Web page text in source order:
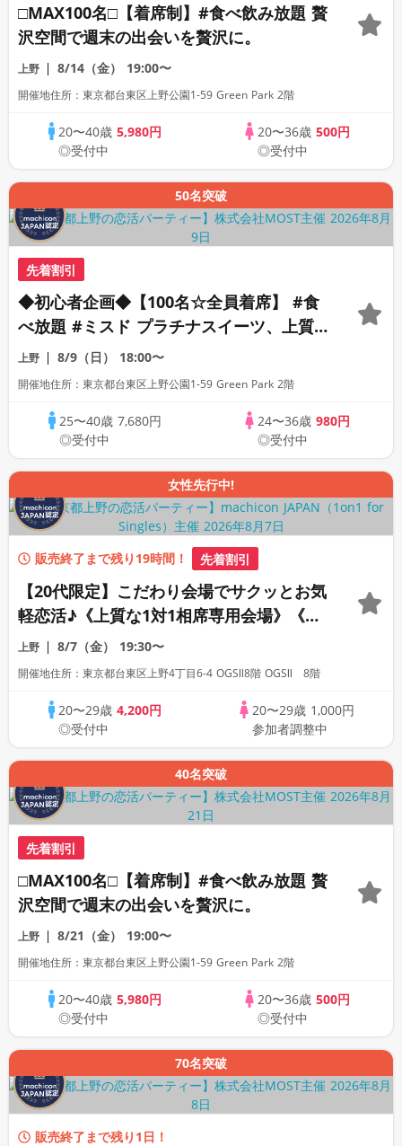
□MAX100名□【着席制】#食べ飲み放題 贅
沢空間で週末の出会いを贅沢に。
上野 8/14（金） 19:00〜
開催地住所：東京都台東区上野公園1-59 Green Park 2階
20〜40歳5,980円
◎受付中
20〜36歳 500円
◎受付中
50名突破
先着割引
◆初心者企画◆【100名☆全員着席】 #食
べ放題 #ミスド プラチナスイーツ、上質
ストランでハイランクの出逢いを。
上野 8/9（日） 18:00〜
開催地住所：東京都台東区上野公園1-59 Green Park 2階
25〜40歳 7,680円
◎受付中
24〜36歳 980円
◎受付中
女性先行中!
販売終了まで残り19時間！ 先着割引
【20代限定】こだわり会場でサクッとお気
軽恋活♪《上質な1対1相席専用会場》《全
席半個室》《飲み放題付き》《machicon
JAPAN主催》
上野 8/7（金） 19:30〜
開催地住所：東京都台東区上野4丁目6-4 OGSⅡ8階 OGSⅡ 8階
20〜29歳4,200円
◎受付中
20〜29歳 1,000円
参加者調整中
40名突破
先着割引
□MAX100名□【着席制】#食べ飲み放題 贅
沢空間で週末の出会いを贅沢に。
上野 8/21（金） 19:00〜
開催地住所：東京都台東区上野公園1-59 Green Park 2階
20〜40歳5,980円
◎受付中
20〜36歳 500円
◎受付中
70名突破
販売終了まで残り1日！